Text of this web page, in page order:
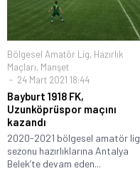
Bölgesel Amatör Lig, Hazırlık
Maçları, Manşet
24 Mart 2021 18:44
Bayburt 1918 FK,
Uzunköprüspor maçını
kazandı
2020-2021 bölgesel amatör lig
sezonu hazırlıklarına Antalya
Belek’te devam eden...